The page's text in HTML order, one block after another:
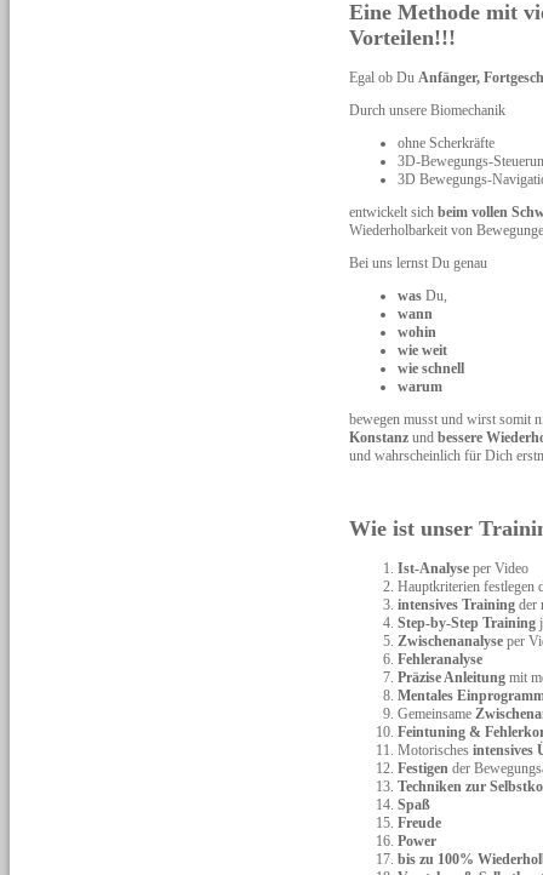
Eine Methode mit
Vorteilen!!!
Egal ob Du Anfänger,
Durch unsere Biomechanik
ohne Scherkräfte
3D-Bewegungs-
3D Bewegungs-
entwickelt sich beim vollen
Wiederholbarkeit von
Bei uns lernst Du genau
was Du,
wann
wohin
wie weit
wie schnell
warum
bewegen musst und wirst somit
Konstanz und bessere
und wahrscheinlich für Dich
Wie ist unser
Ist-Analyse per Video
Hauptkriterien festlegen
intensives Training der
Step-by-Step Training
Zwischenanalyse per
Fehleranalyse
Präzise Anleitung mit
Mentales
Gemeinsame
Feintuning &
Motorisches intensives
Festigen der
Techniken zur
Spaß
Freude
Power
bis zu 100%